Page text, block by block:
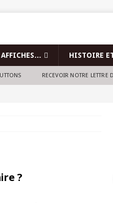
AFFICHES… HISTOIRE
RECEVOIR NOTRE LETTRE
?